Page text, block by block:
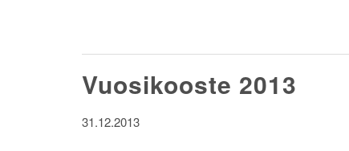
Vuosikooste 2013
31.12.2013